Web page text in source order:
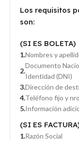
Los requisitos
son:
(SI ES BOLETA)
Nombres y
Documento
Identidad (DNI)
Dirección de
Teléfono fijo y
Información
(SI ES
Razón Social